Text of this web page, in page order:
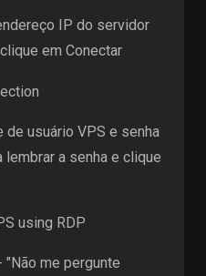
IP do servidor
em Conectar
de usuário VPS e senha
lembrar a senha e clique
"Não me pergunte